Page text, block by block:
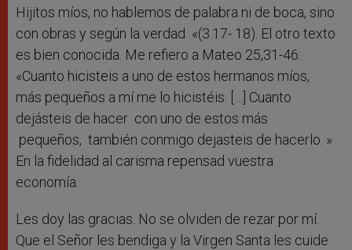
Hijitos míos, no hablemos de palabra ni de boca, sino
con obras y según la verdad «(3.17- 18). El otro texto
es bien conocida. Me refiero a Mateo 25,31-46:
«Cuanto hicisteis a uno de estos hermanos míos,
más pequeños a mí me lo hicistéis. […] Cuanto
dejásteis de hacer con uno de estos más
pequeños, también conmigo dejasteis de hacerlo. »
En la fidelidad al carisma repensad vuestra
economía.
Les doy las gracias. No se olviden de rezar por mí.
Que el Señor les bendiga y la Virgen Santa les cuide.